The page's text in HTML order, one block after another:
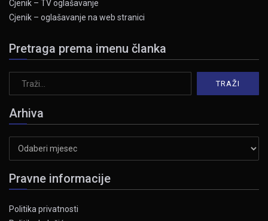
Cjenik – TV oglašavanje
Cjenik – oglašavanje na web stranici
Pretraga prema imenu članka
Arhiva
Pravne informacije
Politika privatnosti